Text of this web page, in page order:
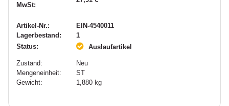
MwSt:
Artikel-Nr.:
EIN-4540011
Lagerbestand:
1
Status:
Auslaufartikel
Zustand:
Neu
Mengeneinheit:
ST
Gewicht:
1,880 kg